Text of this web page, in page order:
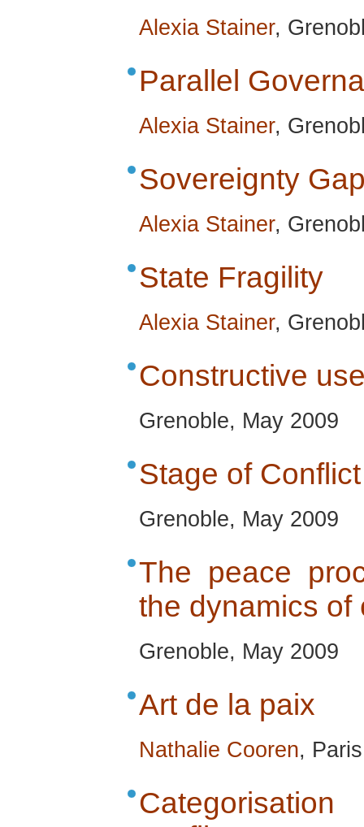
Alexia Stainer,
Parallel
Alexia Stainer,
Sovereignty
Alexia Stainer,
State Fragility
Alexia Stainer,
Constructive
Grenoble, May 2009
Stage of Conflict
Grenoble, May 2009
The peace
the dynamics of
Grenoble, May 2009
Art de la paix
Nathalie Cooren,